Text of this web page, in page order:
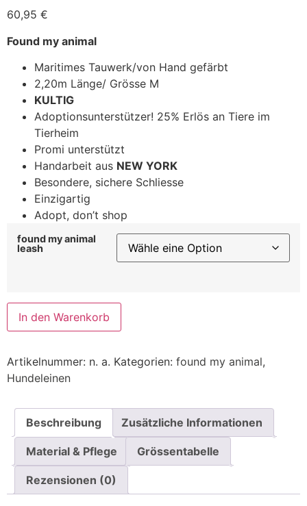
60,95 €
Found my animal
Maritimes Tauwerk/von Hand gefärbt
2,20m Länge/ Grösse M
KULTIG
Adoptionsunterstützer! 25% Erlös an Tiere im
Tierheim
Promi unterstützt
Handarbeit aus NEW YORK
Besondere, sichere Schliesse
Einzigartig
Adopt, don’t shop
found my animal
leash
In den Warenkorb
Artikelnummer: n. a. Kategorien: found my animal,
Hundeleinen
Beschreibung Zusätzliche Informationen
Material & Pflege Grössentabelle
Rezensionen (0)